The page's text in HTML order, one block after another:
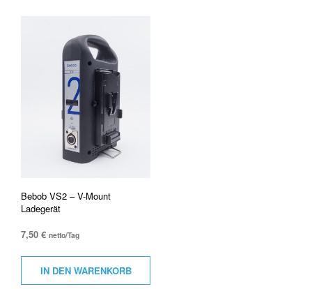
Bebob VS2 – V-Mount
Ladegerät
7,50 € netto/Tag
IN DEN WARENKORB